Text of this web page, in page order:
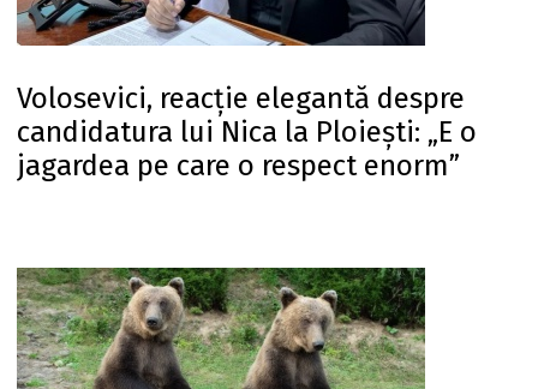
Volosevici, reacție elegantă despre
candidatura lui Nica la Ploiești: „E o
jagardea pe care o respect enorm”